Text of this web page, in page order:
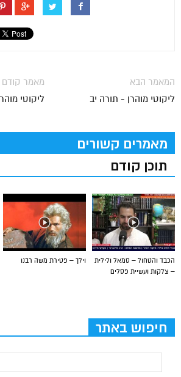
מאמר קודם
ליקוטי
המאמר הבא
ליקוטי מוהרן - תורה יב
מאמרים קשורים
תוכן קודם
וילך – פטירת משה רבנו
הכבד והטחול – סמאל ולילית
– צלקות ועשיית פסלים
חיפוש באתר